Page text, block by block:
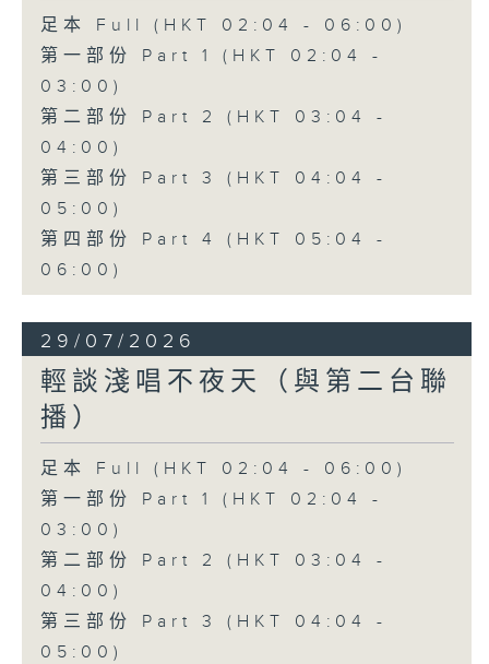
足本 Full (HKT 02:04 - 06:00)
第一部份 Part 1 (HKT 02:04 -
03:00)
第二部份 Part 2 (HKT 03:04 -
04:00)
第三部份 Part 3 (HKT 04:04 -
05:00)
第四部份 Part 4 (HKT 05:04 -
06:00)
29/07/2026
輕談淺唱不夜天（與第二台聯
播）
足本 Full (HKT 02:04 - 06:00)
第一部份 Part 1 (HKT 02:04 -
03:00)
第二部份 Part 2 (HKT 03:04 -
04:00)
第三部份 Part 3 (HKT 04:04 -
05:00)